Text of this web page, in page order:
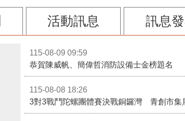
活動訊息 訊息
115-08-09 09:59
恭賀陳威帆、簡偉哲消防設備士金榜題名
115-08-08 18:26
3對3戰鬥陀螺團體賽決戰銅鑼灣 青創市集